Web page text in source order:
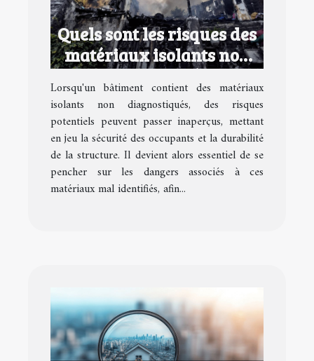
Quels sont les risques des
matériaux isolants non
diagnostiqués ?
Lorsqu'un bâtiment contient des matériaux
isolants non diagnostiqués, des risques
potentiels peuvent passer inaperçus, mettant
en jeu la sécurité des occupants et la durabilité
de la structure. Il devient alors essentiel de se
pencher sur les dangers associés à ces
matériaux mal identifiés, afin...